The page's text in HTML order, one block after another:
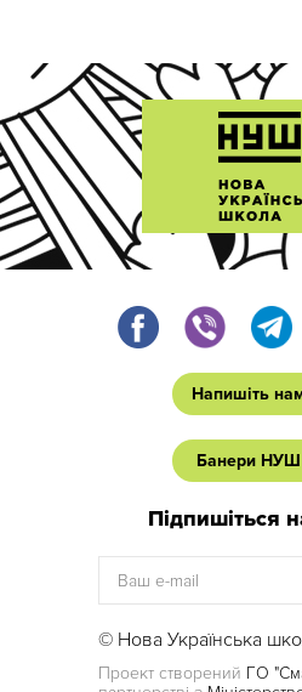
Напишіть
Банери НУШ
Підпишіться
© Нова Українська
Проект створений ГО